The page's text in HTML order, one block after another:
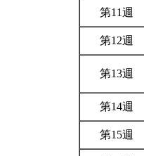
第11週
第12週
第13週
第14週
第15週